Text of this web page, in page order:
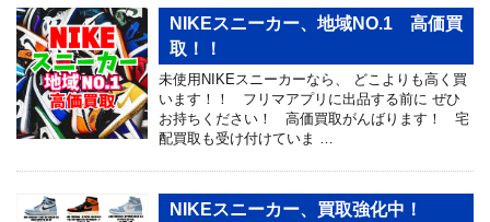
NIKEスニーカー、地域NO.1 高価買
取！！
未使用NIKEスニーカーなら、 どこよりも高く買
います！！ フリマアプリに出品する前に ぜひ
お持ちください！ 高価買取がんばります！ 宅
配買取も受け付けていま …
NIKEスニーカー、買取強化中！